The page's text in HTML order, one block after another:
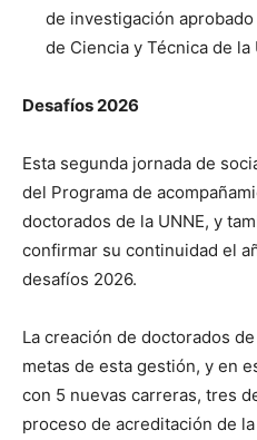
de investigación
de Ciencia y Técnica de la
Desafíos 2026
Esta segunda jornada de
del Programa de
doctorados de la UNNE, y
confirmar su continuidad el
desafíos 2026.
La creación de doctorados
metas de esta gestión, y en
con 5 nuevas carreras, tres
proceso de acreditación de la